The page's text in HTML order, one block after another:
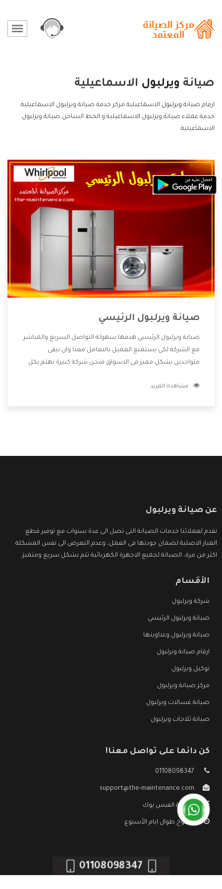
صيانة ويرلبول الاسماعيلية
ارقام صيانة ويرلبول الاسماعيلية مركز خدمة صيانة ويرلبول الاسماعيلية
خدمة عملاء صيانة ويرلبول الاسماعيلية و الخط الساخن صيانة ويرلبول
الاسماعيلية.
صيانة ويرلبول الرئيسي
صيانة ويرلبول الرئيسي هدفها سهولة التواصل السريع والمباشر
مع الشركة لكى يستمتع العميل بالتعامل معنا وان نبقى
متواجدين بشكل مميز فى الاسواق فنحن شركة كبيرة نهتم بكل
الشركة بها والتى تكون منها خدمة الصيانة التى تكون من أهم
مشاهدة المزيد
عن صيانة ويرلبول
نقدم لعملائنا خدمات الصيانة التى تصل الى عدة سنوات مع توفير قطع
الغيار الاصلية لضمان جودتها فى العمل، وعدم التعرض الى نفس المشكلة
اكثر من مرة، الصيانة لجميع الاجهزة الكهربائية تتم بشكل سريع ومتميز.
الأقسام
شركة ويرلبول
صيانة ويرلبول الرئيسي
صيانة ويرلبول وعناوينها
ارقام صيانة ويرلبول
توكيل ويرلبول
مركز صيانة ويرلبول
صيانة غسالات ويرلبول
صيانة ثلاجات ويرلبول
كن دائما على تواصل معنا!
01108098347
support@the-maintenance.com
صفحة الفيس بوك
مفتوح طوال ايام الأسبوع
01108098347